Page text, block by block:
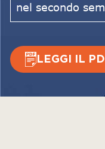
nel secondo
LEGGI IL